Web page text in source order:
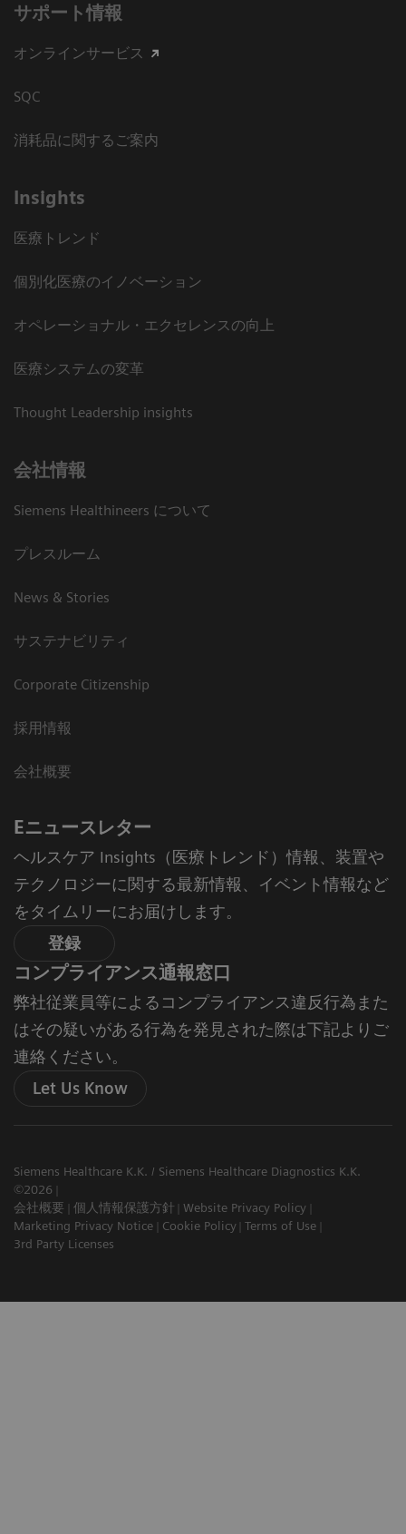
サポート情報
オンラインサービス
SQC
消耗品に関するご案内
Insights
医療トレンド
個別化医療のイノベーション
オペレーショナル・エクセレンスの向上
医療システムの変革
Thought Leadership insights
会社情報
Siemens Healthineers について
プレスルーム
News & Stories
サステナビリティ
Corporate Citizenship
採用情報
会社概要
Eニュースレター
ヘルスケア Insights（医療トレンド）情報、装置や
テクノロジーに関する最新情報、イベント情報など
をタイムリーにお届けします。
登録
コンプライアンス通報窓口
弊社従業員等によるコンプライアンス違反行為また
はその疑いがある行為を発見された際は下記よりご
連絡ください。
Let Us Know
Siemens Healthcare K.K. / Siemens Healthcare Diagnostics K.K.
©2026
会社概要
個人情報保護方針
Website Privacy Policy
Marketing Privacy Notice
Cookie Policy Terms of Use
3rd Party Licenses